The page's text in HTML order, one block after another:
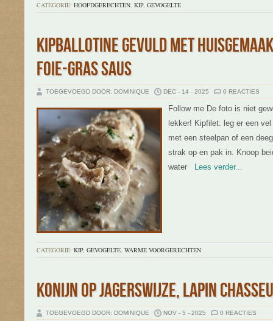
CATEGORIE: HOOFDGERECHTEN, KIP, GEVOGELTE
KIPBALLOTINE GEVULD MET
FOIE-GRAS SAUS
TOEGEVOEGD DOOR: DOMINIQUE DEC - 14 - 2025 0 REACTIES
Follow me De foto is niet
lekker! Kipfilet: leg er een
met een steelpan of een
strak op en pak in. Knoop
water Lees verder...
CATEGORIE: KIP, GEVOGELTE, WARME VOORGERECHTEN
KONIJN OP JAGERSWIJZE, LAPIN
TOEGEVOEGD DOOR: DOMINIQUE NOV - 5 - 2025 0 REACTIES